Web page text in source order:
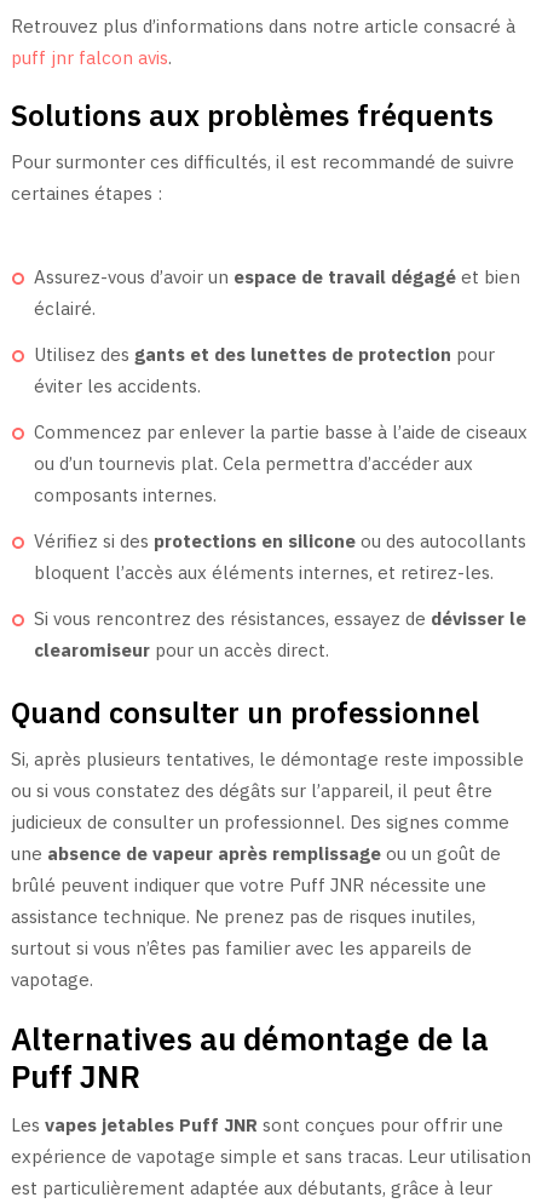
Retrouvez plus d’informations dans notre article consacré à
puff jnr falcon avis.
Solutions aux problèmes fréquents
Pour surmonter ces difficultés, il est recommandé de suivre
certaines étapes :
Assurez-vous d’avoir un espace de travail dégagé et bien
éclairé.
Utilisez des gants et des lunettes de protection pour
éviter les accidents.
Commencez par enlever la partie basse à l’aide de ciseaux
ou d’un tournevis plat. Cela permettra d’accéder aux
composants internes.
Vérifiez si des protections en silicone ou des autocollants
bloquent l’accès aux éléments internes, et retirez-les.
Si vous rencontrez des résistances, essayez de dévisser le
clearomiseur pour un accès direct.
Quand consulter un professionnel
Si, après plusieurs tentatives, le démontage reste impossible
ou si vous constatez des dégâts sur l’appareil, il peut être
judicieux de consulter un professionnel. Des signes comme
une absence de vapeur après remplissageou un goût de
brûlé peuvent indiquer que votre Puff JNR nécessite une
assistance technique. Ne prenez pas de risques inutiles,
surtout si vous n’êtes pas familier avec les appareils de
vapotage.
Alternatives au démontage de la
Puff JNR
Les vapes jetables Puff JNR sont conçues pour offrir une
expérience de vapotage simple et sans tracas. Leur utilisation
est particulièrement adaptée aux débutants, grâce à leur